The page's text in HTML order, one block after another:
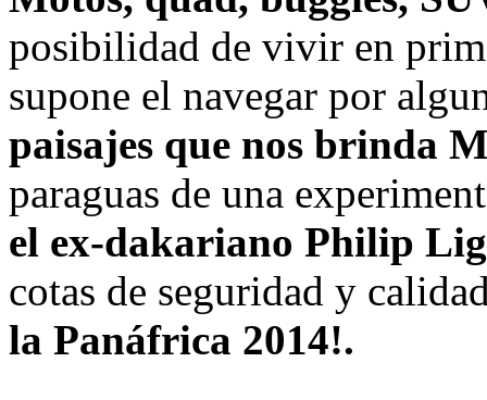
posibilidad de vivir en
supone el navegar por
paisajes que nos brinda
paraguas de una
el ex-dakariano Philip
cotas de seguridad y
la Panáfrica 2014!.